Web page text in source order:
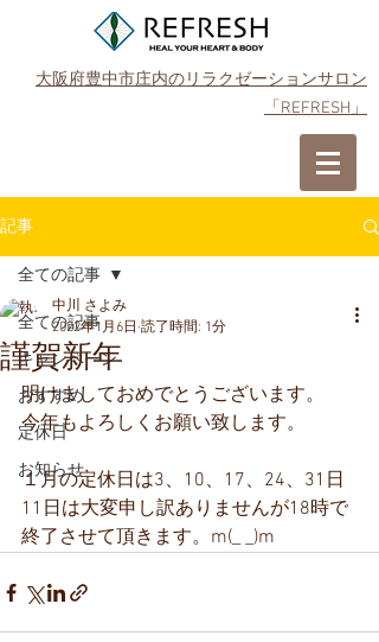
大阪府豊中市庄内のリラクゼーションサロン
「REFRESH」
記事
全ての記事
キャンペーン
おすすめ
定休日
お知らせ
全ての記事
謹賀新年
中川 さよみ
2022年1月6日 読了時間: 1分
明けましておめでとうございます。
今年もよろしくお願い致します。
１月の定休日は3、10、17、24、31日
11日は大変申し訳ありませんが18時で
終了させて頂きます。m(_ _)m